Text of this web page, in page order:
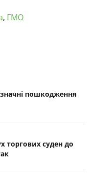
, ГМО
пошкодження
торгових суден до